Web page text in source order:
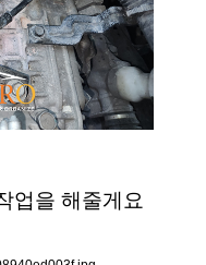
업을 해줄게요